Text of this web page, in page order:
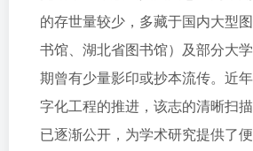
的存世量较少，多藏于国内大型
书馆、湖北省图书馆）及部分大
期曾有少量影印或抄本流传。近
字化工程的推进，该志的清晰扫
已逐渐公开，为学术研究提供了